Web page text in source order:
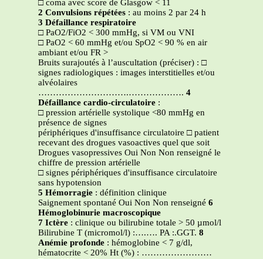
□ coma avec score de Glasgow < 11
2 Convulsions répétées : au moins 2 par 24 h
3 Défaillance respiratoire
□ PaO2/FiO2 < 300 mmHg, si VM ou VNI
□ PaO2 < 60 mmHg et/ou SpO2 < 90 % en air
ambiant et/ou FR >
Bruits surajoutés à l’auscultation (préciser) : □
signes radiologiques : images interstitielles et/ou
alvéolaires
………………………….………………. 4
Défaillance cardio-circulatoire :
□ pression artérielle systolique <80 mmHg en
présence de signes
périphériques d'insuffisance circulatoire □ patient
recevant des drogues vasoactives quel que soit
Drogues vasopressives Oui Non Non renseigné le
chiffre de pression artérielle
□ signes périphériques d'insuffisance circulatoire
sans hypotension
5 Hémorragie : définition clinique
Saignement spontané Oui Non Non renseigné 6
Hémoglobinurie macroscopique
7 Ictère : clinique ou bilirubine totale > 50 µmol/l
Bilirubine T (micromol/l) :….…. PA :.GGT. 8
Anémie profonde : hémoglobine < 7 g/dl,
hématocrite < 20% Ht (%) : ……………………